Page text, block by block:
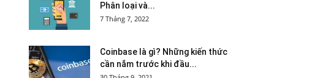
Phân loại và...
7 Tháng 7, 2022
Coinbase là gì? Những kiến thức
cần nắm trước khi đầu...